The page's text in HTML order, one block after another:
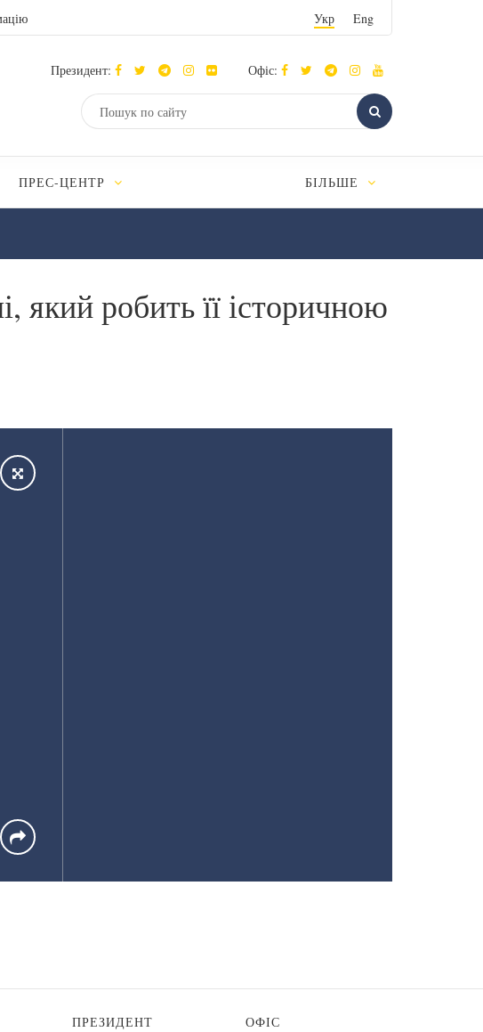
Укр Eng
Президент: Офіс:
ПРЕС-ЦЕНТР БІЛЬШЕ
який робить її історичною
ПРЕЗИДЕНТ
ОФІС